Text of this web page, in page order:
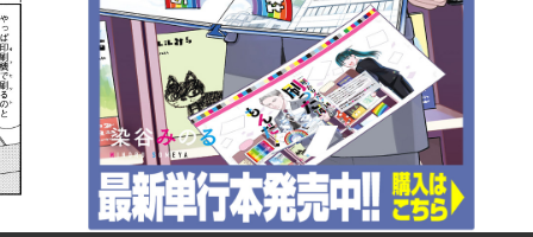
詳細ページへのリンク